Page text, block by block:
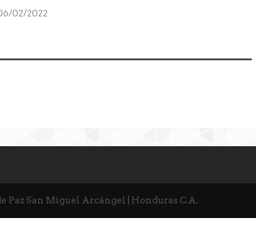
02/2022
Paz San Miguel Arcángel | Honduras C.A.